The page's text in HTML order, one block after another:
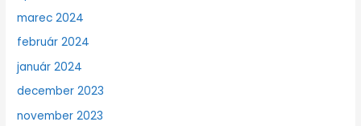
marec 2024
február 2024
január 2024
december 2023
november 2023